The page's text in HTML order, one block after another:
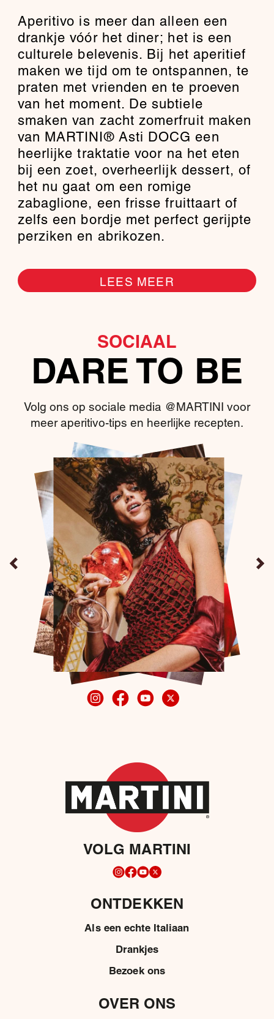
Aperitivo is meer dan alleen een
drankje vóór het diner; het is een
culturele belevenis. Bij het aperitief
maken we tijd om te ontspannen, te
praten met vrienden en te proeven
van het moment. De subtiele
smaken van zacht zomerfruit maken
van MARTINI® Asti DOCG een
heerlijke traktatie voor na het eten
bij een zoet, overheerlijk dessert, of
het nu gaat om een romige
zabaglione, een frisse fruittaart of
zelfs een bordje met perfect gerijpte
perziken en abrikozen.
LEES MEER
SOCIAAL
DARE TO BE
Volg ons op sociale media @MARTINI voor
meer aperitivo-tips en heerlijke recepten.
VOLG MARTINI
ONTDEKKEN
Als een echte Italiaan
Drankjes
Bezoek ons
OVER ONS